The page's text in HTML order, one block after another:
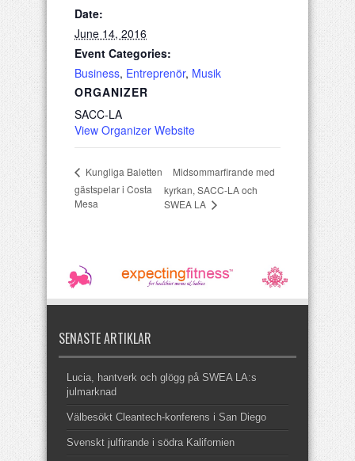
Date:
June 14, 2016
Event Categories:
Business, Entreprenör, Musik
ORGANIZER
SACC-LA
View Organizer Website
Kungliga Baletten
gästspelar i Costa
Mesa
Midsommarfirande med
kyrkan, SACC-LA och
SWEA LA
SENASTE ARTIKLAR
Lucia, hantverk och glögg på SWEA LA:s
julmarknad
Välbesökt Cleantech-konferens i San Diego
Svenskt julfirande i södra Kalifornien